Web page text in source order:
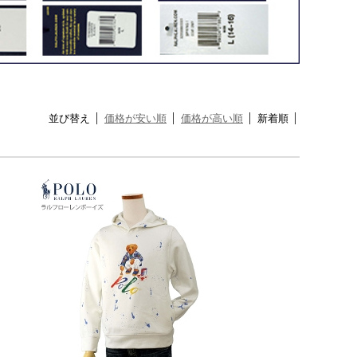
並び替え 価格が安い順 価格が高い順 新着順